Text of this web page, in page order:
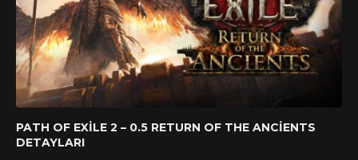
PATH OF EXILE 2 – 0.5 RETURN OF THE ANCIENTS
DETAYLARI